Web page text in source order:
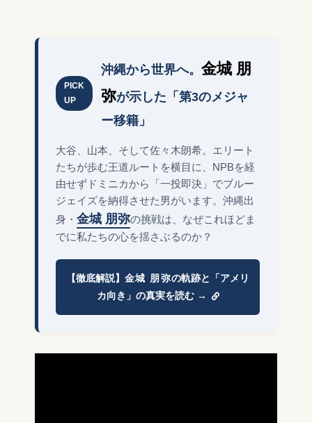
PICK
UP
沖縄から世界へ。 金城 朋
弥が示した「第3のメジャ
ー移籍」
大谷、山本、そして佐々木朗希。エリート
たちが歩む王道ルートを横目に、NPBを経
由せずドミニカから「一投即決」でブルー
ジェイズを納得させた男がいます。沖縄出
身・ 金城 朋弥の挑戦は、なぜこれほどま
でに私たちの心を揺さぶるのか？
【徹底解説】 金城 朋弥の軌跡と「アメリ
カ向き」の真実を読む →